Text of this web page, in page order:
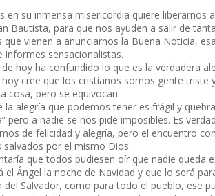
en su inmensa misericordia quiere
Bautista, para que nos ayuden a salir de
que vienen a anunciarnos la Buena Noticia,
informes sensacionalistas.
hoy ha confundido lo que es la verdadera
hoy cree que los cristianos somos gente
cosa, pero se equivocan.
la alegría que podemos tener es frágil y
pero a nadie se nos pide imposibles. Es
de felicidad y alegría, pero el encuentro
salvados por el mismo Dios.
que todos pudiesen oír que nadie queda
el Ángel la noche de Navidad y que lo será
del Salvador, como para todo el pueblo, ese